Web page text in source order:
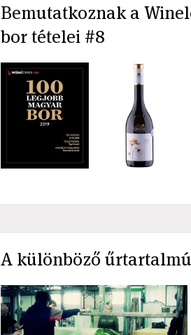
Bemutatkoznak a
bor tételei #8
A különböző